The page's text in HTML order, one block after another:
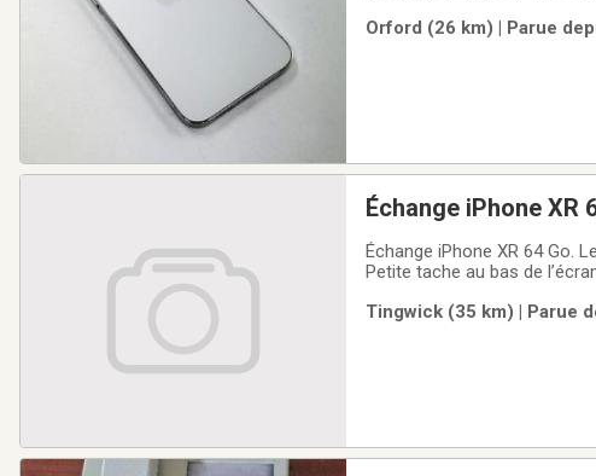
transfert inter banque ne
Orford (26 km) | Parue
Échange iPhone XR
très peu de rayures.
Échange iPhone XR 64 Go.
Petite tache au bas de
l’échange. Faites-moi signe
Tingwick (35 km) | Parue